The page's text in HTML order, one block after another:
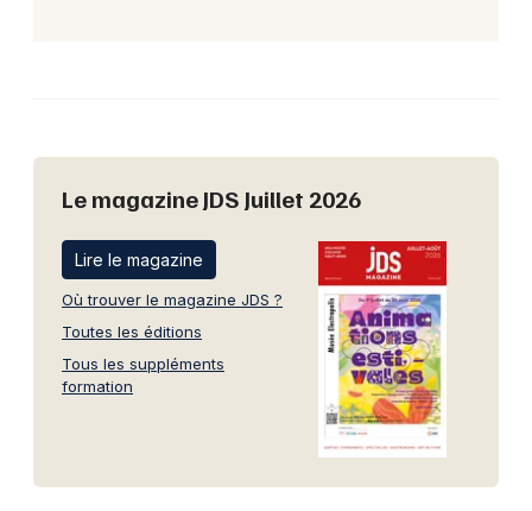
Le magazine JDS Juillet 2026
Lire le magazine
Où trouver le magazine JDS ?
Toutes les éditions
Tous les suppléments
formation